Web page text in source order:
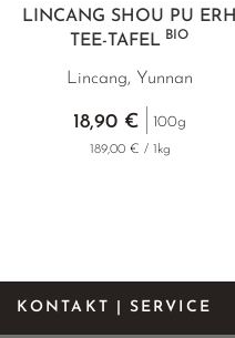
LINCANG SHOU PU ERH
TEE-TAFEL BIO
Lincang, Yunnan
18,90 € 100g
189,00 € / 1kg
KONTAKT | SERVICE